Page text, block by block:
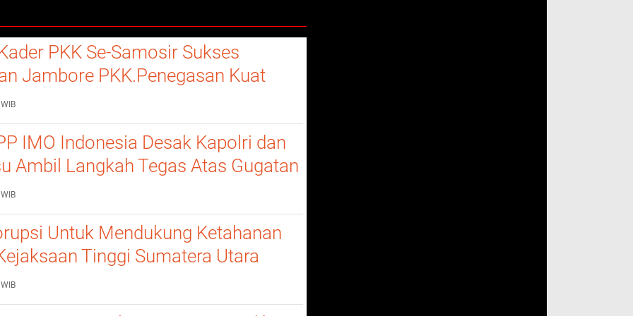
PKK Se-Samosir Sukses
Jambore PKK.Penegasan Kuat
Dalam Membangun
IMO Indonesia Desak Kapolri dan
Ambil Langkah Tegas Atas Gugatan
Untuk Mendukung Ketahanan
Tinggi Sumatera Utara
Hukum Pada Dinas
Dan Ketahanan Pangan